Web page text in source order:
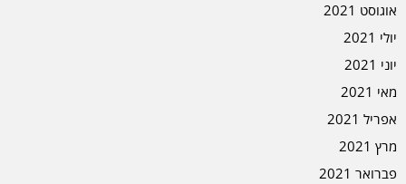
אוגוסט 2021
יולי 2021
יוני 2021
מאי 2021
אפריל 2021
מרץ 2021
פברואר 2021